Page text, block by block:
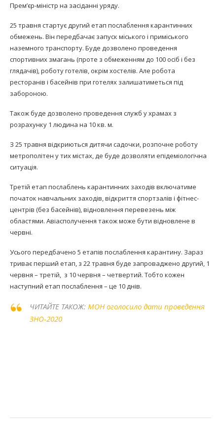
Прем’єр-міністр на засіданні уряду.
25 травня стартує другий етап послаблення карантинних
обмежень. Він передбачає запуск міського і приміського
наземного транспорту. Буде дозволено проведення
спортивних змагань (проте з обмеженням до 100 осіб і без
глядачів), роботу готелів, окрім хостелів. Але робота
ресторанів і басейнів при готелях залишатиметься під
забороною.
Також буде дозволено проведення служб у храмах з
розрахунку 1 людина на 10 кв. м.
З 25 травня відкриються дитячи садочки, розпочне роботу
метрополітен у тих містах, де буде дозволяти епідеміологічна
ситуація.
Третій етап послаблень карантинних заходів включатиме
початок навчальних заходів, відкриття спортзалів і фітнес-
центрів (без басейнів), відновлення перевезень між
областями. Авіасполучення також може бути відновлене в
червні.
Усього передбачено 5 етапів послаблення карантину. Зараз
триває перший етап, з 22 травня буде запроваджено другий, 1
червня – третій, з 10 червня – четвертий. Тобто кожен
наступний етап послаблення – це 10 днів.
ЧИТАЙТЕ ТАКОЖ: МОН оголосило дати проведення
ЗНО-2020